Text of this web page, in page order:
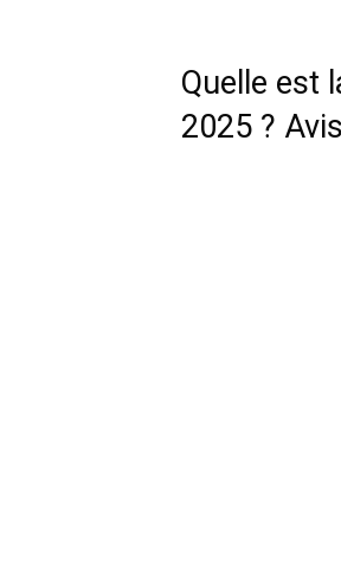
Quelle est
2025 ?